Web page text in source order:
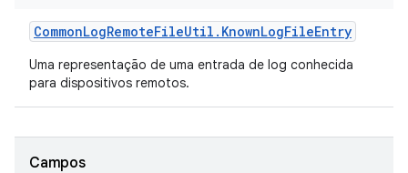
CommonLogRemoteFileUtil . KnownLogFileEntry
Uma representação de uma entrada de log conhecida
para dispositivos remotos.
Campos